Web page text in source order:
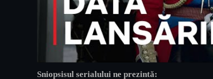
Sniopsisul serialului ne prezintă: